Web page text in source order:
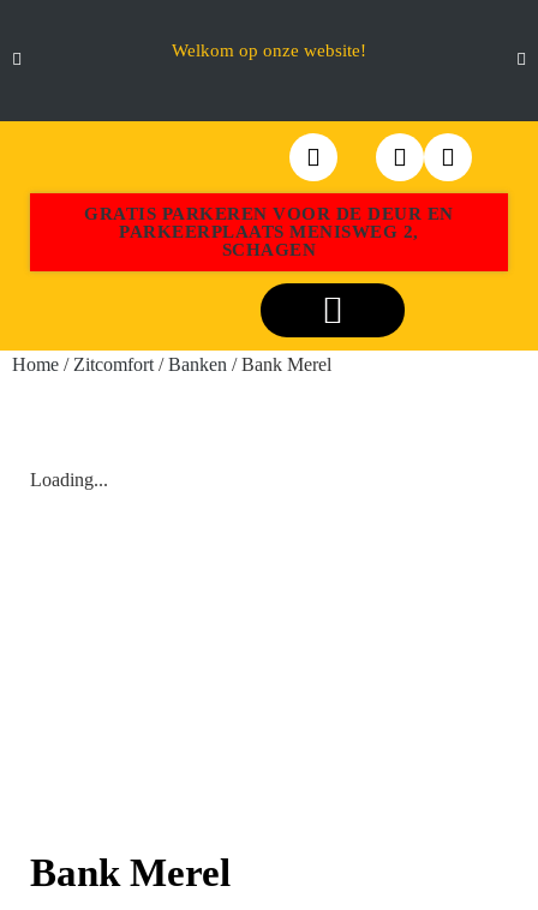
Welkom op onze website!
GRATIS PARKEREN VOOR DE DEUR EN
PARKEERPLAATS MENISWEG 2,
SCHAGEN
Home / Zitcomfort /Banken / Bank Merel
Loading...
Bank Merel